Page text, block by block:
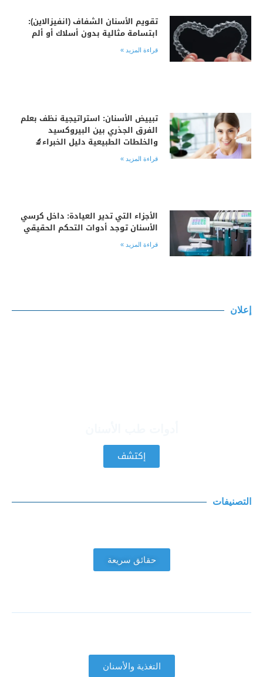
تقويم الأسنان الشفاف (انفيزالاين):
ابتسامة مثالية بدون أسلاك أو ألم
قراءة المزيد »
تبييض الأسنان: استراتيجية نظف بعلم
الفرق الجذري بين البيروكسيد
والخلطات الطبيعية دليل الخبراء🔬
قراءة المزيد »
الأجزاء التي تدير العيادة: داخل كرسي
الأسنان توجد أدوات التحكم الحقيقي
قراءة المزيد »
إعلان
إكتشف
التصنيفات
حقائق سريعة
التغذية والأسنان